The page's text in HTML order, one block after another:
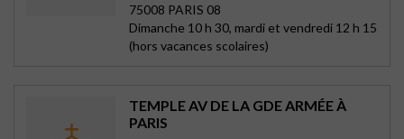
75008 PARIS 08
Dimanche 10 h 30, mardi et vendredi 12 h 15
(hors vacances scolaires)
TEMPLE AV DE LA GDE ARMÉE À
PARIS